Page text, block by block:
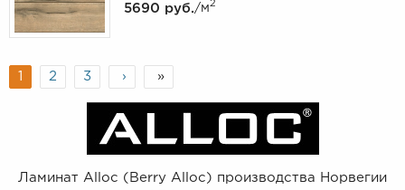
5690 руб. /м 2
1 2 3 › »
Ламинат Alloc (Berry Alloc) производства Норвегии